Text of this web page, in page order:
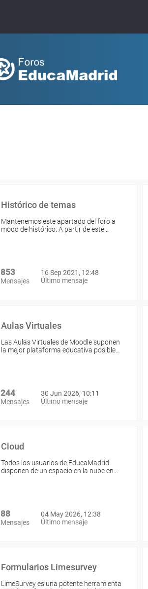
Histórico de temas
Mantenemos este apartado del foro a
modo de histórico. A partir de este…
853
Mensajes
16 Sep 2021, 12:48
Último mensaje
Aulas Virtuales
Las Aulas Virtuales de Moodle suponen
la mejor plataforma educativa posible…
244
Mensajes
30 Jun 2026, 10:11
Último mensaje
Cloud
Todos los usuarios de EducaMadrid
disponen de un espacio en la nube en…
88
Mensajes
04 May 2026, 12:38
Último mensaje
Formularios Limesurvey
LimeSurvey es una potente herramienta